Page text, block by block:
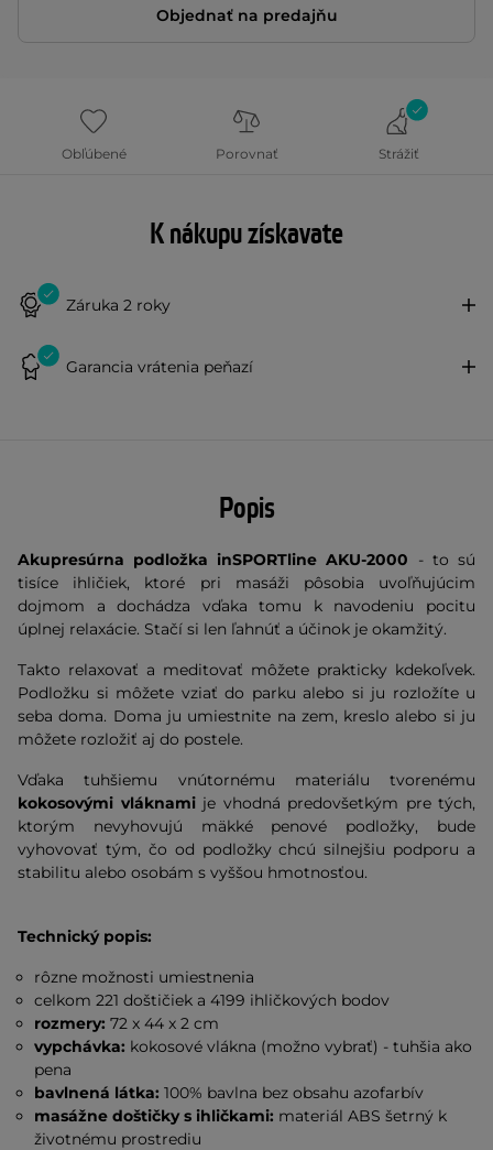
Objednať na predajňu
Obľúbené Porovnať Strážiť
K nákupu získavate
Záruka 2 roky
Garancia vrátenia peňazí
Popis
Akupresúrna podložka inSPORTline AKU-2000 - to sú
tisíce ihličiek, ktoré pri masáži pôsobia uvoľňujúcim
dojmom a dochádza vďaka tomu k navodeniu pocitu
úplnej relaxácie. Stačí si len ľahnúť a účinok je okamžitý.
Takto relaxovať a meditovať môžete prakticky kdekoľvek.
Podložku si môžete vziať do parku alebo si ju rozložíte u
seba doma. Doma ju umiestnite na zem, kreslo alebo si ju
môžete rozložiť aj do postele.
Vďaka tuhšiemu vnútornému materiálu tvorenému
kokosovými vláknamije vhodná predovšetkým pre tých,
ktorým nevyhovujú mäkké penové podložky, bude
vyhovovať tým, čo od podložky chcú silnejšiu podporu a
stabilitu alebo osobám s vyššou hmotnosťou.
Technický popis:
rôzne možnosti umiestnenia
celkom 221 doštičiek a 4199 ihličkových bodov
rozmery: 72 x 44 x 2 cm
vypchávka: kokosové vlákna (možno vybrať) - tuhšia ako
pena
bavlnená látka: 100% bavlna bez obsahu azofarbív
masážne doštičky s ihličkami: materiál ABS šetrný k
životnému prostrediu